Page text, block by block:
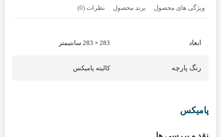
7
ویژگی های محصول برند محصول نظرات (0)
ابعاد 283 × 283 سانتیمتر
رنگ پارچه کالیته پامیکس
پامیکس